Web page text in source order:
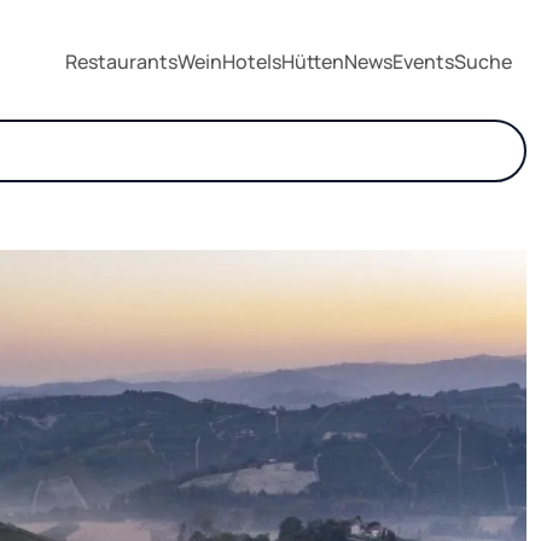
RestaurantsWeinHotelsHüttenNewsEventsSuche